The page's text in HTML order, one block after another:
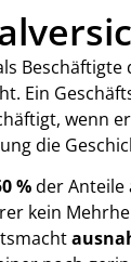
Ein
wenn
die
%der Anteile
kein